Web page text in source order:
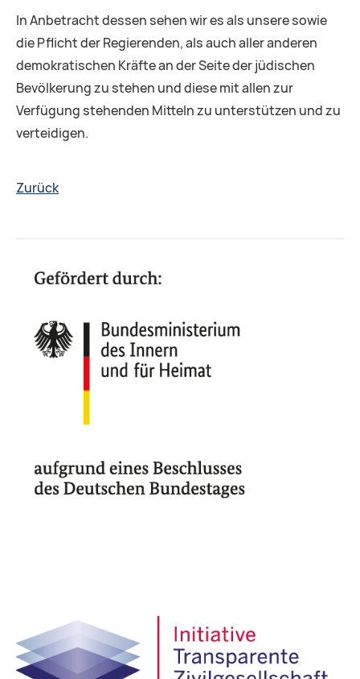
In Anbetracht dessen sehen wir es als unsere sowie
die Pflicht der Regierenden, als auch aller anderen
demokratischen Kräfte an der Seite der jüdischen
Bevölkerung zu stehen und diese mit allen zur
Verfügung stehenden Mitteln zu unterstützen und zu
verteidigen.
Zurück